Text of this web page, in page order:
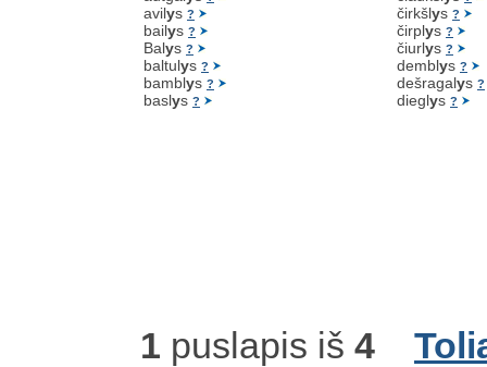
avilys ?
bailys ?
Balys ?
baltulys ?
bamblys ?
baslys ?
čirkšlys ?
čirplys ?
čiurlys ?
demblys ?
dešragalys ?
dieglys ?
1 puslapis iš 4